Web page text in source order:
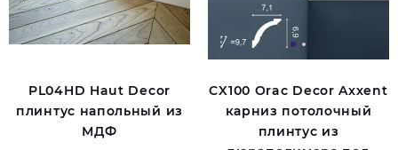
PL04HD Haut Decor
плинтус напольный из
МДФ
CX100 Orac Decor Axxent
карниз потолочный
плинтус из